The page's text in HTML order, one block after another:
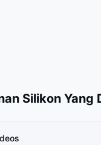
Silikon Yang